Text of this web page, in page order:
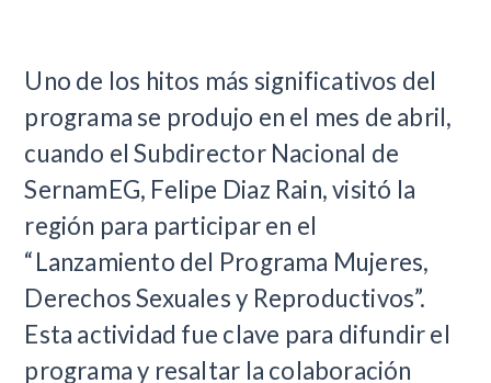
Uno de los hitos más significativos del
programa se produjo en el mes de abril,
cuando el Subdirector Nacional de
SernamEG, Felipe Diaz Rain, visitó la
región para participar en el
“Lanzamiento del Programa Mujeres,
Derechos Sexuales y Reproductivos”.
Esta actividad fue clave para difundir el
programa y resaltar la colaboración